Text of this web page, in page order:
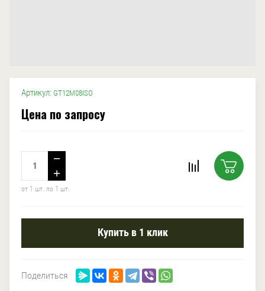
Артикул: GT12M08ISO
Цена по запросу
−
+
от 1 шт. по 1 шт.
Купить в 1 клик
Поделиться